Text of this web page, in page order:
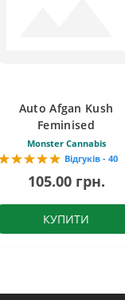
Auto Afgan Kush
Feminised
Monster Cannabis
Відгуків - 40
105.00 грн.
КУПИТИ